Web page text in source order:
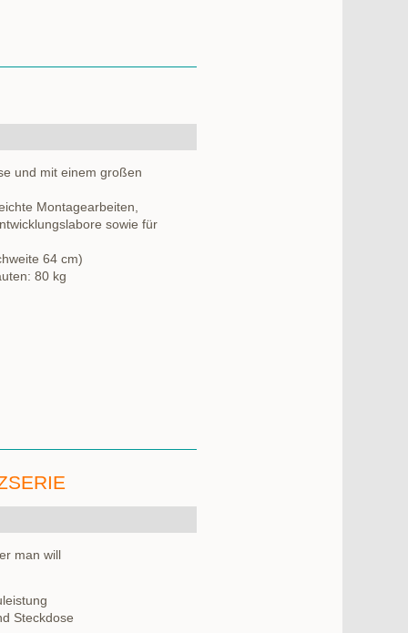
und mit einem großen
Montagearbeiten,
sowie für
64 cm)
80 kg
man will
Steckdose